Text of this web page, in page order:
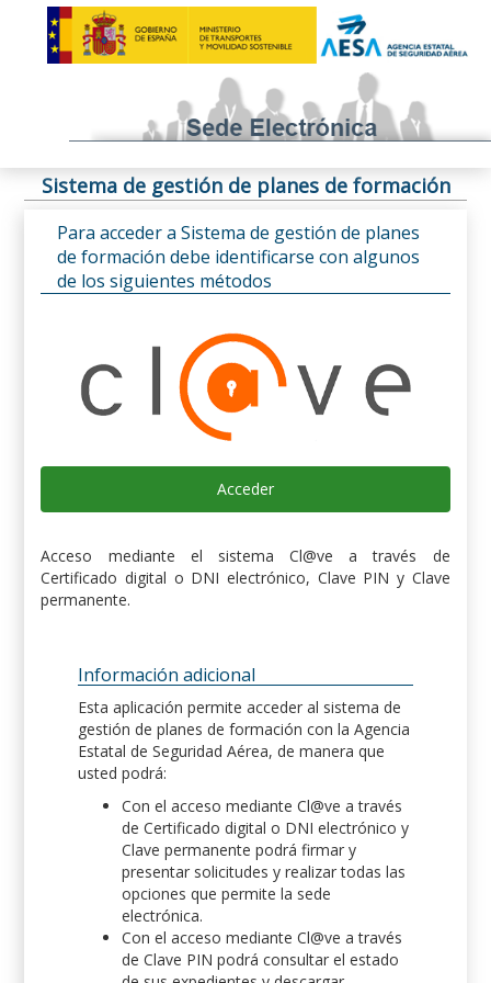
Sistema de gestión de planes de formación
Para acceder a Sistema de gestión de planes
de formación debe identificarse con algunos
de los siguientes métodos
Acceder
Acceso mediante el sistema Cl@ve a través de
Certificado digital o DNI electrónico, Clave PIN y Clave
permanente.
Información adicional
Esta aplicación permite acceder al sistema de
gestión de planes de formación con la Agencia
Estatal de Seguridad Aérea, de manera que
usted podrá:
Con el acceso mediante Cl@ve a través
de Certificado digital o DNI electrónico y
Clave permanente podrá firmar y
presentar solicitudes y realizar todas las
opciones que permite la sede
electrónica.
Con el acceso mediante Cl@ve a través
de Clave PIN podrá consultar el estado